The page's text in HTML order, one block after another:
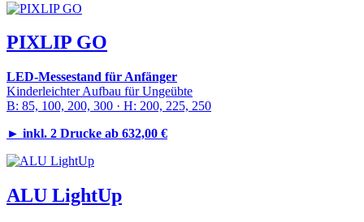
PIXLIP GO
LED-Messestand für Anfänger
Kinderleichter Aufbau für Ungeübte
B: 85, 100, 200, 300 · H: 200, 225, 250
► inkl. 2 Drucke ab 632,00 €
ALU LightUp